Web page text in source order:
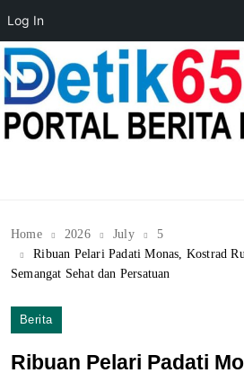
Log In
Skip
to
content
Home 2026 July
5
Ribuan Pelari Padati Monas, Kostrad
Semangat Sehat dan Persatuan
Berita
Ribuan Pelari Padati